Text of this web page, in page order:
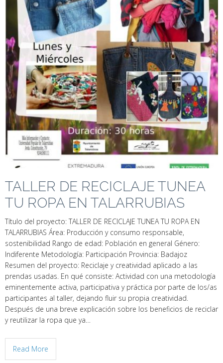
TALLER DE RECICLAJE TUNEA
TU ROPA EN TALARRUBIAS
Título del proyecto: TALLER DE RECICLAJE TUNEA TU ROPA EN
TALARRUBIAS Área: Producción y consumo responsable,
sostenibilidad Rango de edad: Población en general Género:
Indiferente Metodología: Participación Provincia: Badajoz
Resumen del proyecto: Reciclaje y creatividad aplicado a las
prendas usadas. En qué consiste: Actividad con una metodología
eminentemente activa, participativa y práctica por parte de los/as
participantes al taller, dejando fluir su propia creatividad.
Después de una breve explicación sobre los beneficios de reciclar
y reutilizar la ropa que ya…
Read More